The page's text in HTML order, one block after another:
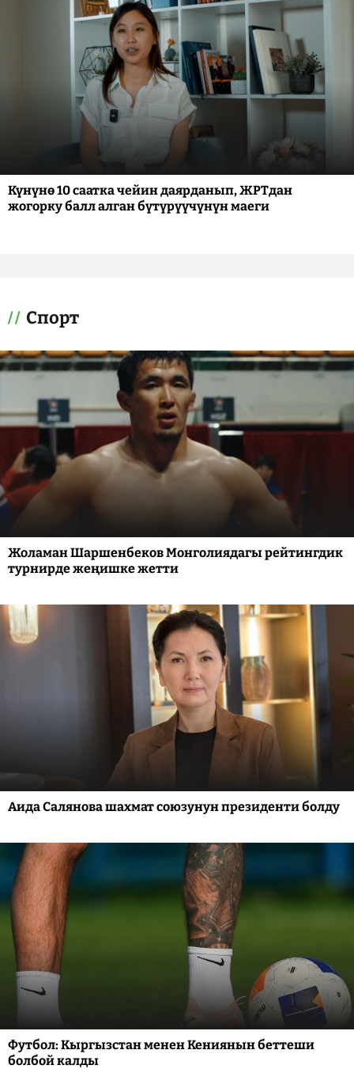
Күнүнө 10 саатка чейин даярданып, ЖРТдан
жогорку балл алган бүтүрүүчүнүн маеги
Спорт
Жоламан Шаршенбеков Монголиядагы рейтингдик
турнирде жеңишке жетти
Аида Салянова шахмат союзунун президенти болду
Футбол: Кыргызстан менен Кениянын беттеши
болбой калды